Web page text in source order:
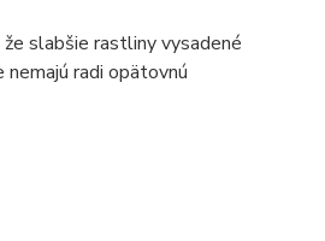
slabšie rastliny vysadené
nemajú radi opätovnú